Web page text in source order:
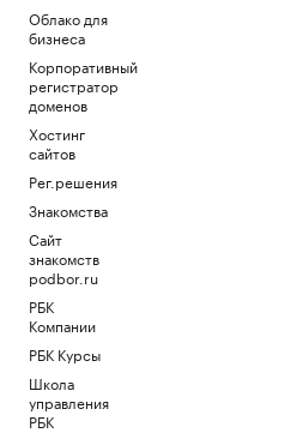
Облако для
бизнеса
Корпоративный
регистратор
доменов
Хостинг
сайтов
Рег.решения
Знакомства
Сайт
знакомств
podbor.ru
РБК
Компании
РБК Курсы
Школа
управления
РБК